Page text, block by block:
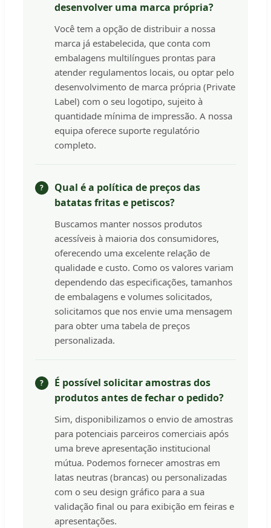
desenvolver uma marca própria?
Você tem a opção de distribuir a nossa
marca já estabelecida, que conta com
embalagens multilíngues prontas para
atender regulamentos locais, ou optar pelo
desenvolvimento de marca própria (Private
Label) com o seu logotipo, sujeito à
quantidade mínima de impressão. A nossa
equipa oferece suporte regulatório
completo.
Qual é a política de preços das
batatas fritas e petiscos?
Buscamos manter nossos produtos
acessíveis à maioria dos consumidores,
oferecendo uma excelente relação de
qualidade e custo. Como os valores variam
dependendo das especificações, tamanhos
de embalagens e volumes solicitados,
solicitamos que nos envie uma mensagem
para obter uma tabela de preços
personalizada.
É possível solicitar amostras dos
produtos antes de fechar o pedido?
Sim, disponibilizamos o envio de amostras
para potenciais parceiros comerciais após
uma breve apresentação institucional
mútua. Podemos fornecer amostras em
latas neutras (brancas) ou personalizadas
com o seu design gráfico para a sua
validação final ou para exibição em feiras e
apresentações.